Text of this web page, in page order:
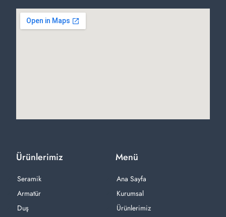
Menü
Ana Sayfa
Kurumsal
Ürünlerimiz
Ürünlerimiz
Seramik
Armatür
Duş